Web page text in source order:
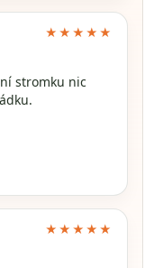
★★★★★
stromku nic
★★★★★